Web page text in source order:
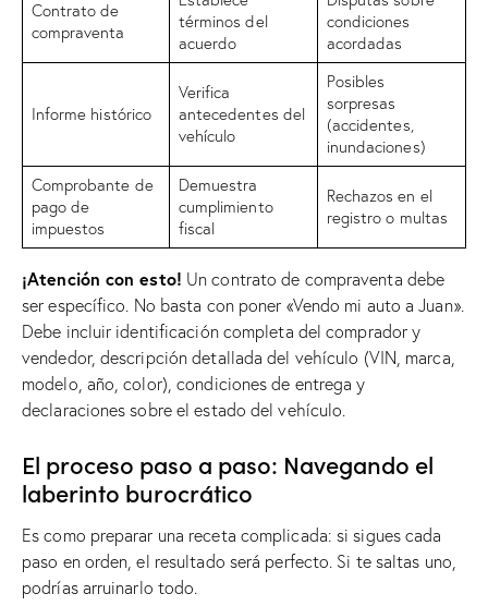
Contrato de
compraventa
términos del
acuerdo
condiciones
acordadas
Informe histórico
Verifica
antecedentes del
vehículo
Posibles
sorpresas
(accidentes,
inundaciones)
Comprobante de
pago de
impuestos
Demuestra
cumplimiento
fiscal
Rechazos en el
registro o multas
¡Atención con esto! Un contrato de compraventa debe
ser específico. No basta con poner «Vendo mi auto a Juan».
Debe incluir identificación completa del comprador y
vendedor, descripción detallada del vehículo (VIN, marca,
modelo, año, color), condiciones de entrega y
declaraciones sobre el estado del vehículo.
El proceso paso a paso: Navegando el
laberinto burocrático
Es como preparar una receta complicada: si sigues cada
paso en orden, el resultado será perfecto. Si te saltas uno,
podrías arruinarlo todo.